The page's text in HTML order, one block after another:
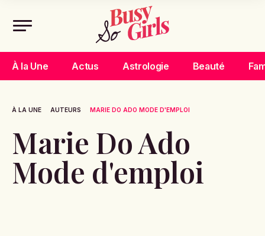
À la Une Actus Astrologie Beauté
À LA UNE AUTEURS MARIE DO ADO MODE D'EMPLOI
Marie Do Ado
Mode d'emploi